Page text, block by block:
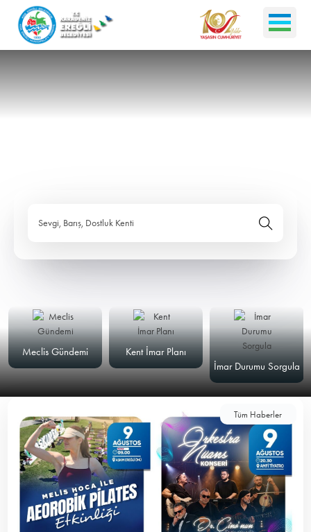
Sevgi, Barış, Dostluk Kenti
Meclis Gündemi
Kent İmar Planı
İmar Durumu Sorgula
Tüm Haberler